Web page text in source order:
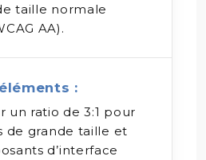
taille normale
AA).
:
un ratio de 3:1 pour
de grande taille et
d’interface